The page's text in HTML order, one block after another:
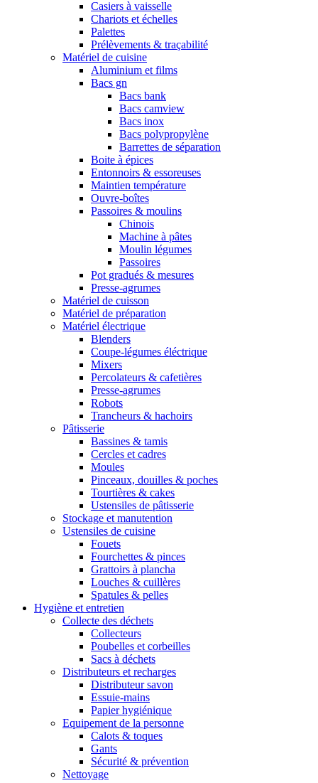
Casiers à vaisselle
Chariots et échelles
Palettes
Prélèvements & traçabilité
Matériel de cuisine
Aluminium et films
Bacs gn
Bacs bank
Bacs camview
Bacs inox
Bacs polypropylène
Barrettes de séparation
Boite à épices
Entonnoirs & essoreuses
Maintien température
Ouvre-boîtes
Passoires & moulins
Chinois
Machine à pâtes
Moulin légumes
Passoires
Pot gradués & mesures
Presse-agrumes
Matériel de cuisson
Matériel de préparation
Matériel électrique
Blenders
Coupe-légumes éléctrique
Mixers
Percolateurs & cafetières
Presse-agrumes
Robots
Trancheurs & hachoirs
Pâtisserie
Bassines & tamis
Cercles et cadres
Moules
Pinceaux, douilles & poches
Tourtières & cakes
Ustensiles de pâtisserie
Stockage et manutention
Ustensiles de cuisine
Fouets
Fourchettes & pinces
Grattoirs à plancha
Louches & cuillères
Spatules & pelles
Hygiène et entretien
Collecte des déchets
Collecteurs
Poubelles et corbeilles
Sacs à déchets
Distributeurs et recharges
Distributeur savon
Essuie-mains
Papier hygiénique
Equipement de la personne
Calots & toques
Gants
Sécurité & prévention
Nettoyage